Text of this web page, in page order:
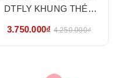
DTFLY KHUNG THÉP
3.750.000₫ 4.250.000₫